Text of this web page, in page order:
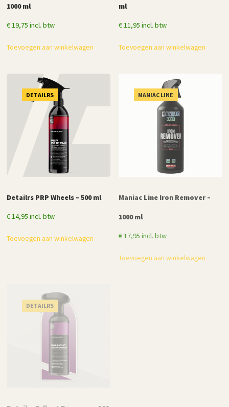
1000 ml
€ 19,75 incl. btw
Toevoegen aan winkelwagen
ml
€ 11,95 incl. btw
Toevoegen aan winkelwagen
DETAILRS
Detailrs PRP Wheels – 500 ml
€14,95 incl. btw
Toevoegen aan winkelwagen
MANIAC LINE
Maniac Line Iron Remover –
1000 ml
€17,95 incl. btw
Toevoegen aan winkelwagen
DETAILRS